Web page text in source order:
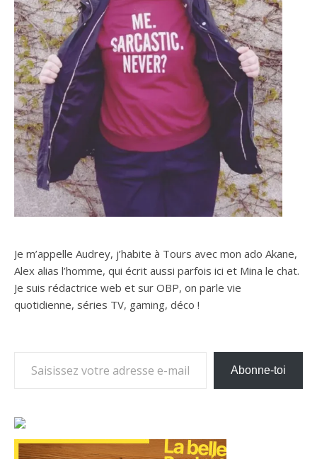
Je m’appelle Audrey, j’habite à Tours avec mon ado Akane,
Alex alias l’homme, qui écrit aussi parfois ici et Mina le chat.
Je suis rédactrice web et sur OBP, on parle vie
quotidienne, séries TV, gaming, déco !
Abonne-toi